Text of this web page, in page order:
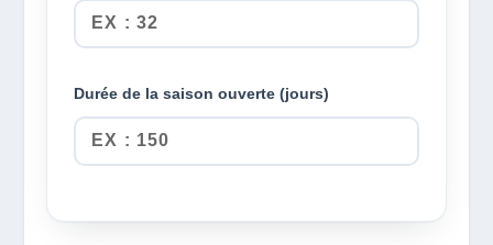
Durée de la saison ouverte (jours)